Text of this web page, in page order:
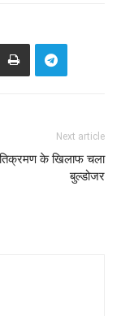
Next article
के खिलाफ चला
बुल्डोजर